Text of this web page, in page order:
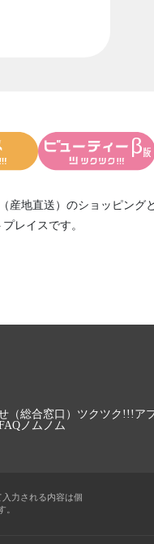
産地直送） のショッピング
レイスです。
（総合窓口） ツクツク!!!ア
ノムノム
力される内容は個
。